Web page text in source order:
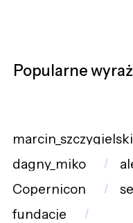
Popularne
marcin_szczygielski
dagny_miko
Copernicon
fundacje